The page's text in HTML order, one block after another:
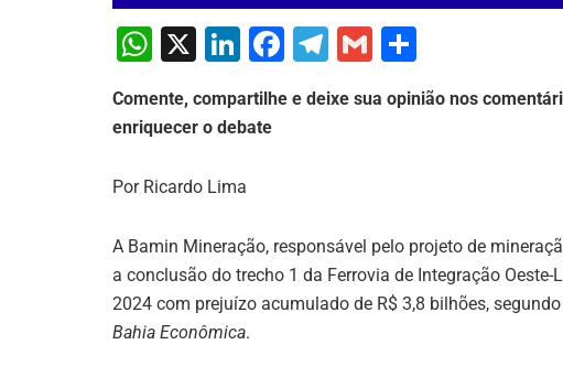
W
at
s
A
p
X
Li
k
dI
F
c
o
k
T
el
e
G
ai
h
ar
Comente, compartilhe e deixe sua opinião nos
enriquecer o debate
Por Ricardo Lima
A Bamin Mineração, responsável pelo projeto de
a conclusão do trecho 1 da Ferrovia de Integração
2024 com prejuízo acumulado de R$ 3,8 bilhões,
Bahia Econômica.